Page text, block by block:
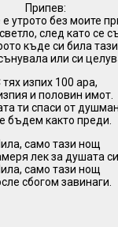
Припев:
утрото без моите
след като се
къде си била
или си
тях изпих 100 ара,
и половин имот.
ти спаси от
бъдем както преди.
само тази нощ
лек за душата
само тази нощ
сбогом завинаги.